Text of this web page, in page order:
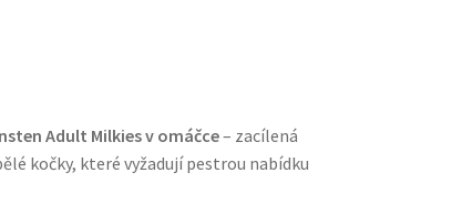
Adult Milkies v omáčce– zacílená
kočky, které vyžadují pestrou nabídku